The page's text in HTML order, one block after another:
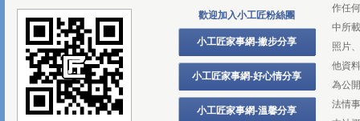
歡迎加入小工匠粉絲團
小工匠家事網-撇步分享
小工匠家事網-好心情分享
小工匠家事網-溫馨分享
作任
中所
照片
他資
為公
法情